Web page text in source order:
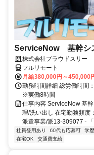
ServiceNow 基幹シ
株式会社プラウドスリー
フルリモート
月給380,000円～450,000
勤務時間詳細 総労働時間
※実働8時間
仕事内容 ServiceNow 基
理/洗い出し 在宅勤務頻度
派遣事業/派13-309077 -
社員登用あり 60代も応募可 学
在宅OK
交通費支給